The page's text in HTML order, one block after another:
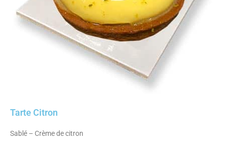
Tarte Citron
Sablé – Crème de citron